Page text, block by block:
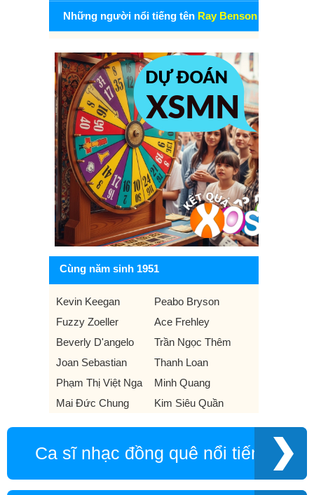
Những người nổi tiếng tên Ray Benson
Cùng năm sinh 1951
Kevin Keegan
Peabo Bryson
Fuzzy Zoeller
Ace Frehley
Beverly D'angelo
Trần Ngọc Thêm
Joan Sebastian
Thanh Loan
Phạm Thị Việt Nga
Minh Quang
Mai Đức Chung
Kim Siêu Quần
Ca sĩ nhạc đồng quê nổi tiếng